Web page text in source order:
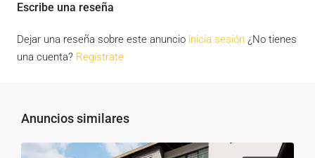
Escribe una reseña
Dejar una reseña sobre este anuncio inicia sesión ¿No tienes
una cuenta? Regístrate
Anuncios similares